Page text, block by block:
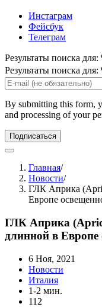
Инстаграм
Фейсбук
Телеграм
Результаты поиска для:
Результаты поиска для:
By submitting this form,
and processing of your
Подписаться
Главная/
Новости/
ГЛК Априка
Европе
ГЛК Априка
длинной в Европе
6 Ноя, 2021
Новости
Италия
1-2 мин.
112